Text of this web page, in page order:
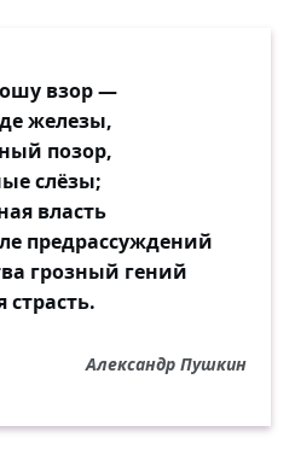
взор —
железы,
позор,
слёзы;
власть
предрассуждений
грозный гений
страсть.
Александр Пушкин